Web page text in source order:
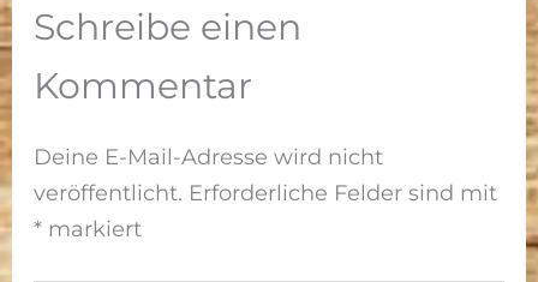
Vergleich
Schreibe einen
Kommentar
Deine E-Mail-Adresse wird nicht
veröffentlicht. Erforderliche Felder sind mit
* markiert